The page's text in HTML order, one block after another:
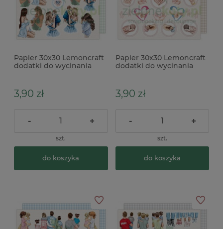
Papier 30x30 Lemoncraft
dodatki do wycinania
3,90 zł
- +
szt.
do koszyka
Papier 30x30 Lemoncraft
dodatki do wycinania
3,90 zł
- +
szt.
do koszyka